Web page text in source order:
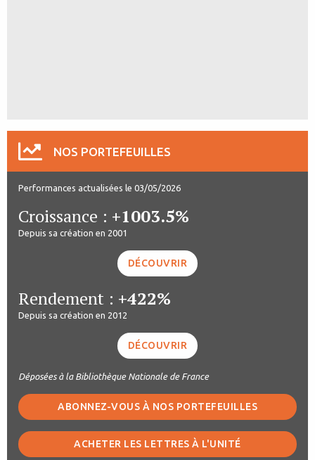
NOS PORTEFEUILLES
Performances actualisées le 03/05/2026
Croissance : +1003.5%
Depuis sa création en 2001
DÉCOUVRIR
Rendement : +422%
Depuis sa création en 2012
DÉCOUVRIR
Déposées à la Bibliothèque Nationale de France
ABONNEZ-VOUS À NOS PORTEFEUILLES
ACHETER LES LETTRES À L'UNITÉ